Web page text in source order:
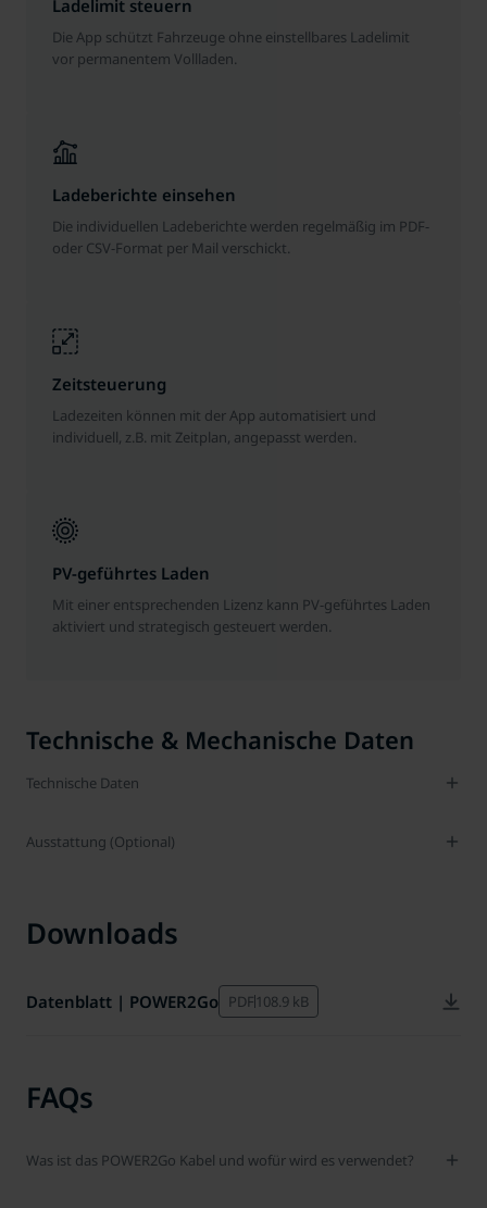
Ladelimit steuern
Die App schützt Fahrzeuge ohne einstellbares Ladelimit
vor permanentem Vollladen.
Ladeberichte einsehen
Die individuellen Ladeberichte werden regelmäßig im PDF-
oder CSV-Format per Mail verschickt.
Zeitsteuerung
Ladezeiten können mit der App automatisiert und
individuell, z.B. mit Zeitplan, angepasst werden.
PV-geführtes Laden
Mit einer entsprechenden Lizenz kann PV-geführtes Laden
aktiviert und strategisch gesteuert werden.
Technische & Mechanische Daten
Technische Daten
Ausstattung (Optional)
Downloads
Datenblatt | POWER2Go PDF 108.9 kB
FAQs
Was ist das POWER2Go Kabel und wofür wird es verwendet?